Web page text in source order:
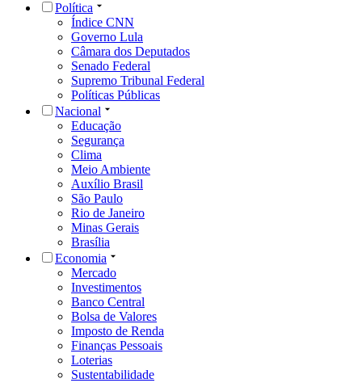
Política
Índice CNN
Governo Lula
Câmara dos Deputados
Senado Federal
Supremo Tribunal Federal
Políticas Públicas
Nacional
Educação
Segurança
Clima
Meio Ambiente
Auxílio Brasil
São Paulo
Rio de Janeiro
Minas Gerais
Brasília
Economia
Mercado
Investimentos
Banco Central
Bolsa de Valores
Imposto de Renda
Finanças Pessoais
Loterias
Sustentabilidade